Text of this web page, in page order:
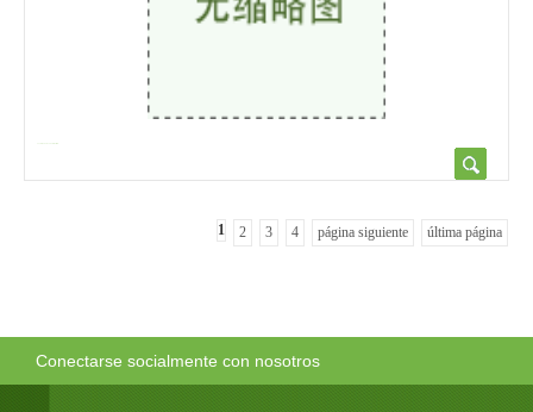
1 2 3 4 página siguiente última página
Conectarse socialmente con nosotros